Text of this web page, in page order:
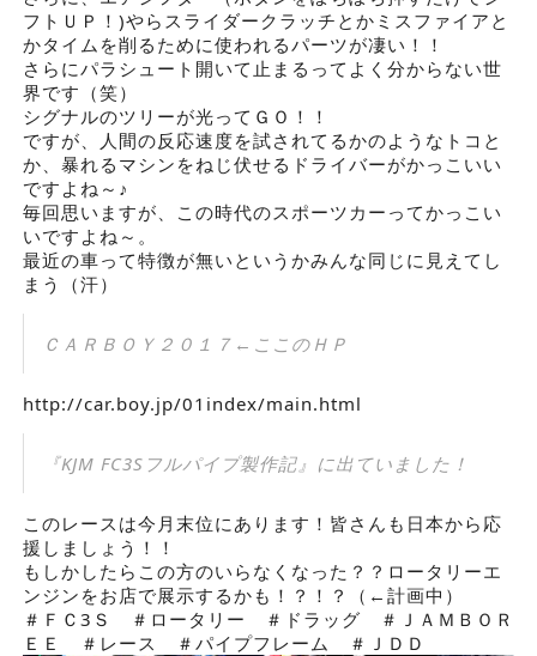
フトＵＰ！)やらスライダークラッチとかミスファイアと
かタイムを削るために使われるパーツが凄い！！
さらにパラシュート開いて止まるってよく分からない世
界です（笑）
シグナルのツリーが光ってＧＯ！！
ですが、人間の反応速度を試されてるかのようなトコと
か、暴れるマシンをねじ伏せるドライバーがかっこいい
ですよね～♪
毎回思いますが、この時代のスポーツカーってかっこい
いですよね～。
最近の車って特徴が無いというかみんな同じに見えてし
まう（汗）
ＣＡＲＢＯＹ２０１７←ここのＨＰ
http://car.boy.jp/01index/main.html
『KJM FC3Sフルパイプ製作記』に出ていました！
このレースは今月末位にあります！皆さんも日本から応
援しましょう！！
もしかしたらこの方のいらなくなった？？ロータリーエ
ンジンをお店で展示するかも！？！？（←計画中）
＃ＦＣ3Ｓ
＃ロータリー ＃ドラッグ
＃ＪＡＭＢＯＲ
ＥＥ
＃レース ＃パイプフレーム ＃ＪＤＤ